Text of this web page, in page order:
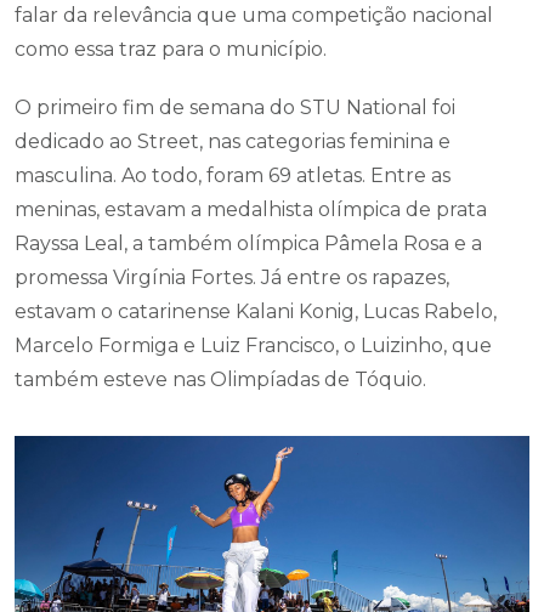
falar da relevância que uma competição nacional
como essa traz para o município.
O primeiro fim de semana do STU National foi
dedicado ao Street, nas categorias feminina e
masculina. Ao todo, foram 69 atletas. Entre as
meninas, estavam a medalhista olímpica de prata
Rayssa Leal, a também olímpica Pâmela Rosa e a
promessa Virgínia Fortes. Já entre os rapazes,
estavam o catarinense Kalani Konig, Lucas Rabelo,
Marcelo Formiga e Luiz Francisco, o Luizinho, que
também esteve nas Olimpíadas de Tóquio.